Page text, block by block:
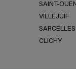
SAINT-
VILLEJUIF
SARCELLES
CLICHY